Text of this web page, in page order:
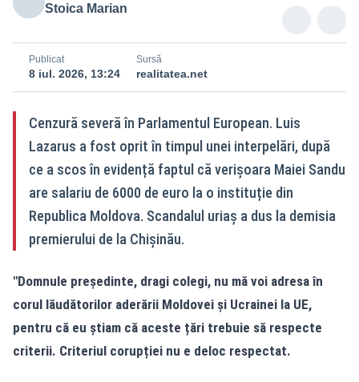
Stoica Marian
Publicat
8 iul. 2026, 13:24
Sursă
realitatea.net
Cenzură severă în Parlamentul European. Luis
Lazarus a fost oprit în timpul unei interpelări, după
ce a scos în evidență faptul că verișoara Maiei Sandu
are salariu de 6000 de euro la o instituție din
Republica Moldova. Scandalul uriaș a dus la demisia
premierului de la Chișinău.
"Domnule președinte, dragi colegi, nu mă voi adresa în
corul lăudătorilor aderării Moldovei și Ucrainei la UE,
pentru că eu știam că aceste țări trebuie să respecte
criterii. Criteriul corupției nu e deloc respectat.